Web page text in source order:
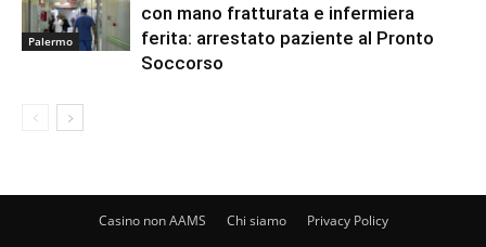
Palermo
con mano fratturata e infermiera
ferita: arrestato paziente al Pronto
Soccorso
Casino non AAMS Chi siamo Privacy Policy